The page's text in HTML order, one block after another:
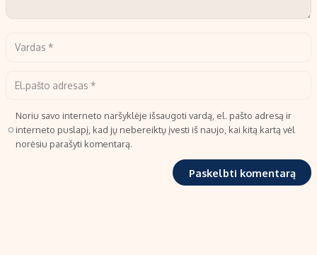
Noriu savo interneto naršyklėje išsaugoti vardą, el. pašto adresą ir
interneto puslapį, kad jų nebereiktų įvesti iš naujo, kai kitą kartą vėl
norėsiu parašyti komentarą.